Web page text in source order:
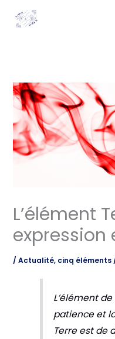
L’élément
expression
/ Actualité, cinq éléments
L’élément
patience et
Terre est de